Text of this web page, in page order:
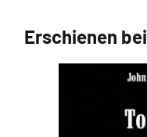
Erschienen bei